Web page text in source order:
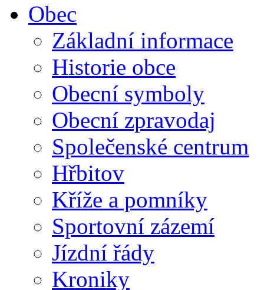
Obec
Základní informace
Historie obce
Obecní symboly
Obecní zpravodaj
Společenské centrum
Hřbitov
Kříže a pomníky
Sportovní zázemí
Jízdní řády
Kroniky